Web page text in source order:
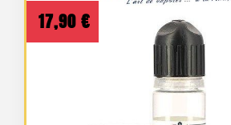
17,90 €